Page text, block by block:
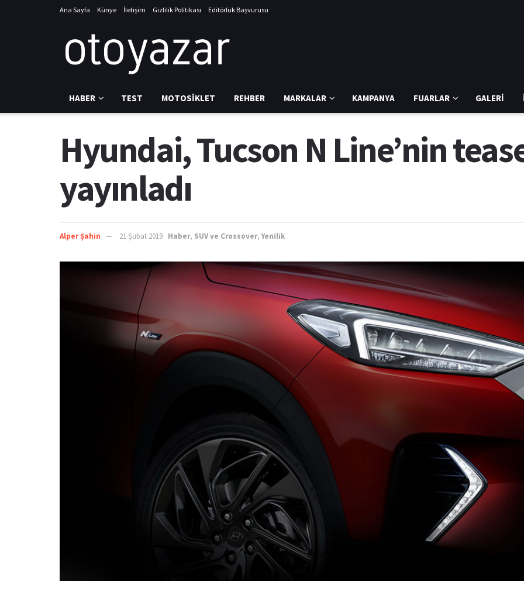
Ana Sayfa Künye İletişim Gizlilik Politikası Editörlük Başvurusu
HABER TEST MOTOSIKLET REHBER MARKALAR KAMPANYA FUARLAR GALERI
Hyundai, Tucson N Line’nin
yayınladı
Alper Şahin 21 Şubat 2019 Haber, SUV ve Crossover,Yenilik